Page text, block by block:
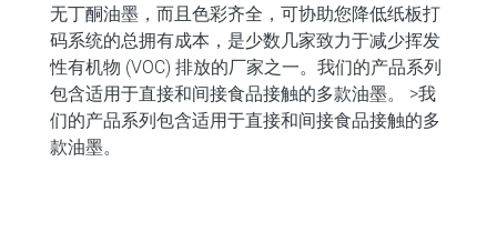
无丁酮油墨，而且色彩齐全，可协助您降低纸板打
码系统的总拥有成本，是少数几家致力于减少挥发
性有机物 (VOC) 排放的厂家之一。 我们的产品系列
包含适用于直接和间接食品接触的多款油墨。 >我
们的产品系列包含适用于直接和间接食品接触的多
款油墨。